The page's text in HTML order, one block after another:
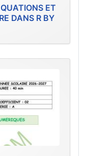
ET
DANS R BY